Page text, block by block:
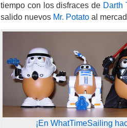
tiempo con los disfraces de Darth
salido nuevos Mr. Potato al
¡En WhatTimeSailing